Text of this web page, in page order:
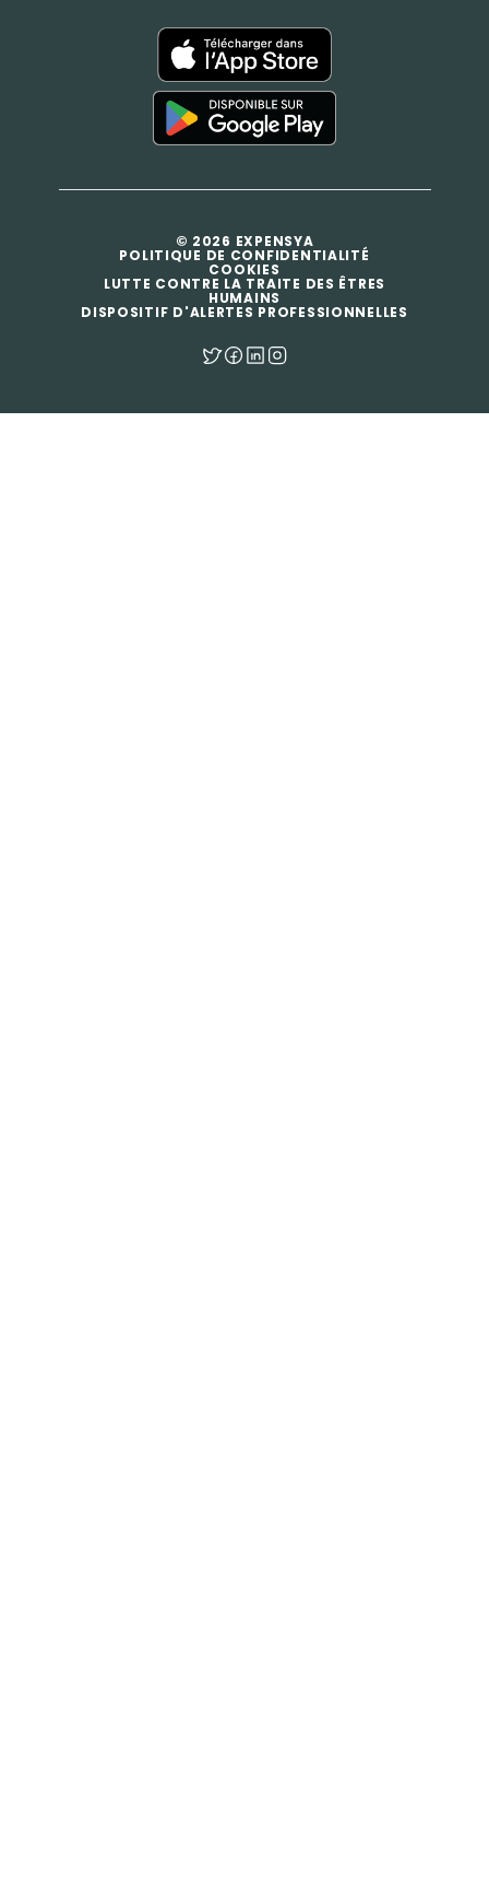
© 2026 EXPENSYA
POLITIQUE DE CONFIDENTIALITÉ
COOKIES
LUTTE CONTRE LA TRAITE DES ÊTRES
HUMAINS
DISPOSITIF D'ALERTES PROFESSIONNELLES